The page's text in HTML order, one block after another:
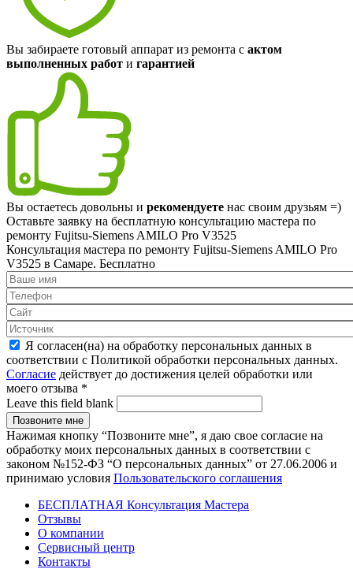
Вы забираете готовый аппарат из ремонта с актом
выполненных работ и гарантией
Вы остаетесь довольны и рекомендуете нас своим друзьям =)
Оставьте заявку на бесплатную консультацию мастера по
ремонту Fujitsu-Siemens AMILO Pro V3525
Консультация мастера по ремонту Fujitsu-Siemens AMILO Pro
V3525 в Самаре. Бесплатно
Я согласен(на) на обработку персональных данных в
соответствии с Политикой обработки персональных данных.
Согласие действует до достижения целей обработки или
моего отзыва *
Leave this field blank
Нажимая кнопку “Позвоните мне”, я даю свое согласие на
обработку моих персональных данных в соответствии с
законом №152-ФЗ “О персональных данных” от 27.06.2006 и
принимаю условия Пользовательского соглашения
БЕСПЛАТНАЯ Консультация Мастера
Отзывы
О компании
Сервисный центр
Контакты